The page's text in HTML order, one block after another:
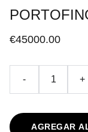
€45000.00
- +
AGREGAR